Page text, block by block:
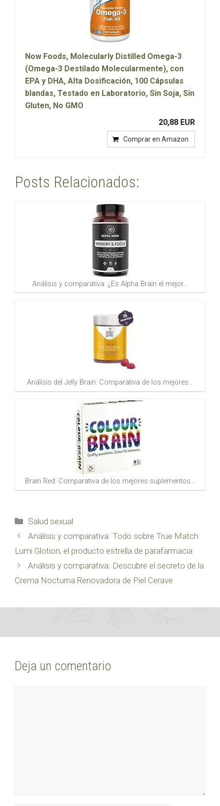
Now Foods, Molecularly Distilled Omega-3
(Omega-3 Destilado Molecularmente), con
EPA y DHA, Alta Dosificación, 100 Cápsulas
blandas, Testado en Laboratorio, Sin Soja, Sin
Gluten, No GMO
20,88 EUR
Comprar en Amazon
Posts Relacionados:
Análisis y comparativa: ¿Es Alpha Brain el mejor…
Análisis del Jelly Brain: Comparativa de los mejores…
Brain Red: Comparativa de los mejores suplementos…
Categorías
Salud sexual
Análisis y comparativa: Todo sobre True Match
Lumi Glotion, el producto estrella de parafarmacia
Análisis y comparativa: Descubre el secreto de la
Crema Nocturna Renovadora de Piel Cerave
Deja un comentario